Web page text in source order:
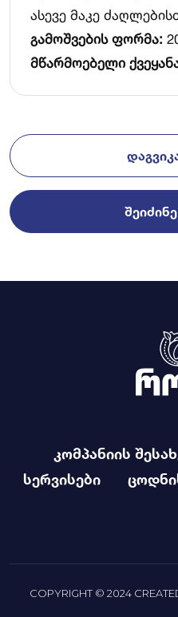
ასევე მაკე
გამოშვების ფორმა:
მწარმოებელი
კომპანიის
სერვისები
COPYRIGHT © 2024